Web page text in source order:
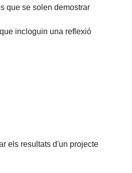
que se solen demostrar
incloguin una reflexió
els resultats d'un projecte